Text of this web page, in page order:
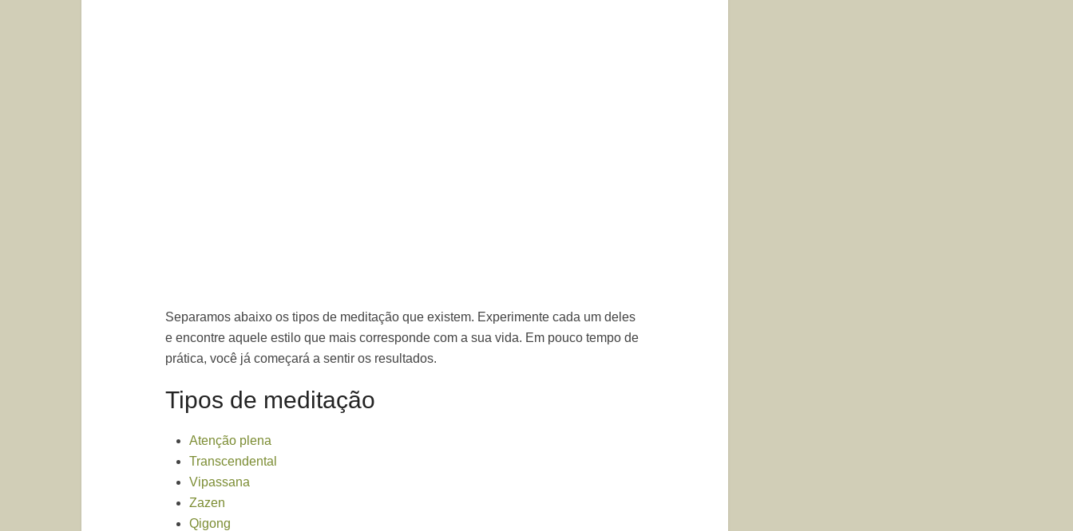
Separamos abaixo os tipos de meditação que existem. Experimente cada um deles
e encontre aquele estilo que mais corresponde com a sua vida. Em pouco tempo de
prática, você já começará a sentir os resultados.
Tipos de meditação
Atenção plena
Transcendental
Vipassana
Zazen
Qigong